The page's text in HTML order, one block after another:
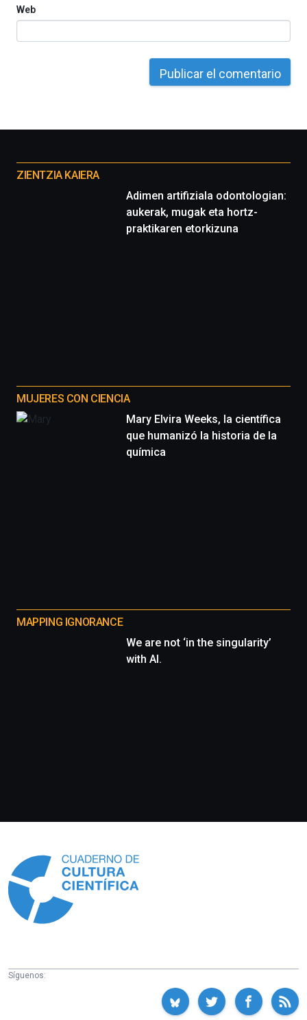
Web
proyectos
ZIENTZIA KAIERA
Adimen artifiziala odontologian:
aukerak, mugak eta hortz-
praktikaren etorkizuna
MUJERES CON CIENCIA
Mary Elvira Weeks, la científica
que humanizó la historia de la
química
MAPPING IGNORANCE
We are not ‘in the singularity’
with AI.
Síguenos: